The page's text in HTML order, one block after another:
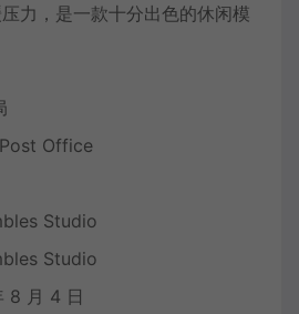
力，是一款十分出色的休闲模
Office
Studio
Studio
8 月 4 日